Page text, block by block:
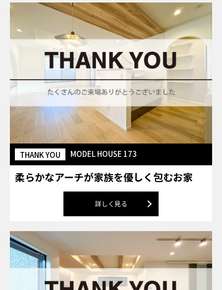
THANK YOU MODEL HOUSE 173
柔らかなアーチが家族を優しく包むお家
詳しく見る